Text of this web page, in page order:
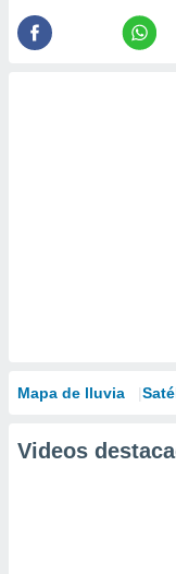
Mapa de lluvia
Videos